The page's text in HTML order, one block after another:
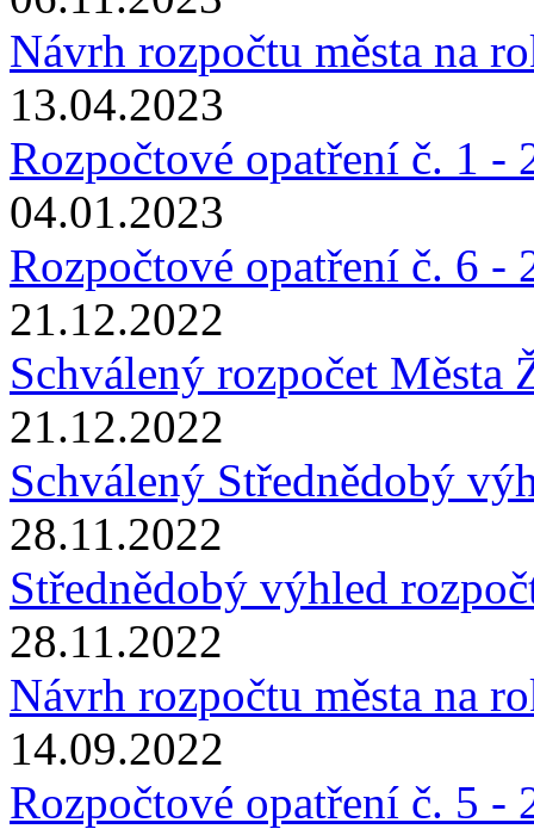
Návrh rozpočtu města na
13.04.2023
Rozpočtové opatření č. 1 -
04.01.2023
Rozpočtové opatření č. 6 -
21.12.2022
Schválený rozpočet Města
21.12.2022
Schválený Střednědobý
28.11.2022
Střednědobý výhled
28.11.2022
Návrh rozpočtu města na
14.09.2022
Rozpočtové opatření č. 5 -